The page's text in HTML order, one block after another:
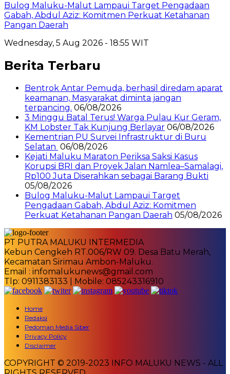
Bulog Maluku-Malut Lampaui Target Pengadaan
Gabah, Abdul Aziz: Komitmen Perkuat Ketahanan
Pangan Daerah
Wednesday, 5 Aug 2026 - 18:55 WIT
Berita Terbaru
Bentrok Antar Pemuda, berhasil diredam aparat
keamanan, Masyarakat diminta jangan
terpancing. 06/08/2026
3 Minggu Batal Terus! Warga Pulau Kur Geram,
KM Lobster Tak Kunjung Berlayar 06/08/2026
Kementrian PU Survei Infrastruktur di Buru
Selatan 06/08/2026
Kejati Maluku Maraton Periksa Saksi Kasus
Korupsi BRI dan Proyek Jalan Namlea–Samalagi,
Rp100 Juta Diserahkan sebagai Barang Bukti
05/08/2026
Bulog Maluku-Malut Lampaui Target
Pengadaan Gabah, Abdul Aziz: Komitmen
Perkuat Ketahanan Pangan Daerah 05/08/2026
PT PUTRA MALUKU INTERMEDIA
Kebun Cengkeh RT.006/RW 09. Desa Batu Merah,
Kecamatan Sirimau Ambon-Maluku.
Email : infomalukunews@gmail.com
Tlp: 0911383133 | Mobile: 085243316910
Home
Redaksi
Pedoman Media Siber
Privacy Policy
Disclaimer
COPYRIGHT © 2019-2023 INFO MALUKU NEWS - ALL